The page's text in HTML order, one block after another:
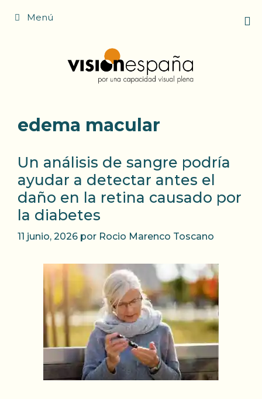
Menú
edema macular
Un análisis de sangre podría
ayudar a detectar antes el
daño en la retina causado por
la diabetes
11 junio, 2026 por Rocio Marenco Toscano